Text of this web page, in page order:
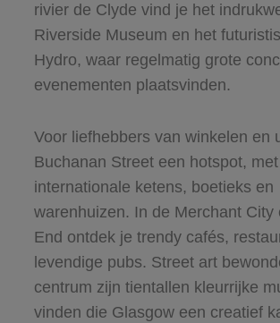
rivier de Clyde vind je het
Riverside Museum en het
Hydro, waar regelmatig grote
evenementen plaatsvinden.
Voor liefhebbers van winkelen en
Buchanan Street een hotspot, met
internationale ketens, boetieks en
warenhuizen. In de Merchant City
End ontdek je trendy cafés,
levendige pubs. Street art
centrum zijn tientallen kleurrijke
vinden die Glasgow een creatief